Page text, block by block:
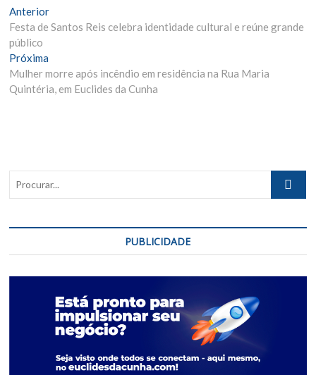
Navegação
de
Post
AnteriorMatéria
Anterior:
Festa de Santos Reis celebra identidade cultural e reúne grande
público
Próxima
Materia:
Mulher morre após incêndio em residência na Rua Maria
Quintéria, em Euclides da Cunha
PUBLICIDADE